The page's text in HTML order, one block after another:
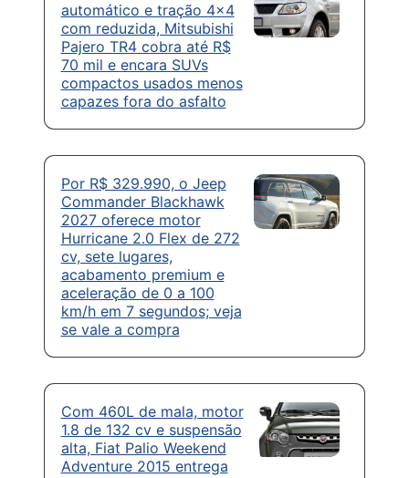
automático e tração 4×4
com reduzida, Mitsubishi
Pajero TR4 cobra até R$
70 mil e encara SUVs
compactos usados menos
capazes fora do asfalto
Por R$ 329.990, o Jeep
Commander Blackhawk
2027 oferece motor
Hurricane 2.0 Flex de 272
cv, sete lugares,
acabamento premium e
aceleração de 0 a 100
km/h em 7 segundos; veja
se vale a compra
Com 460L de mala, motor
1.8 de 132 cv e suspensão
alta, Fiat Palio Weekend
Adventure 2015 entrega